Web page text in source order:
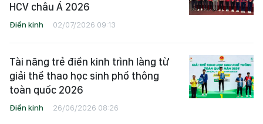
HCV châu Á 2026
Điền kinh 02/07/2026 09:13
Tài năng trẻ điền kinh trình làng từ
giải thể thao học sinh phổ thông
toàn quốc 2026
Điền kinh 26/06/2026 08:26